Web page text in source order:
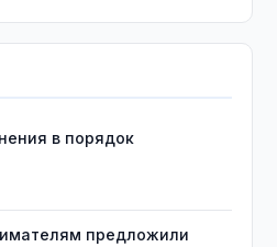
в порядок
предложили